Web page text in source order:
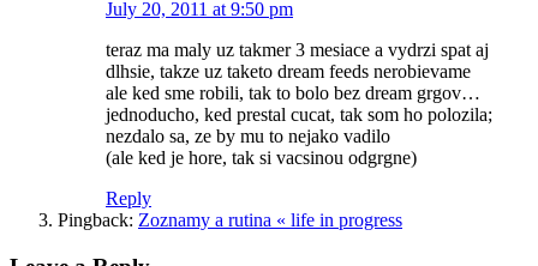
July 20, 2011 at 9:50 pm
teraz ma maly uz takmer 3 mesiace a vydrzi spat aj
dlhsie, takze uz taketo dream feeds nerobievame
ale ked sme robili, tak to bolo bez dream grgov…
jednoducho, ked prestal cucat, tak som ho polozila;
nezdalo sa, ze by mu to nejako vadilo
(ale ked je hore, tak si vacsinou odgrgne)
Reply
Pingback: Zoznamy a rutina « life in progress